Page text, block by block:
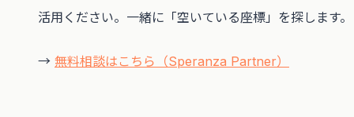
活用ください。一緒に「空いている座標」を探します。
→ 無料相談はこちら（Speranza Partner）